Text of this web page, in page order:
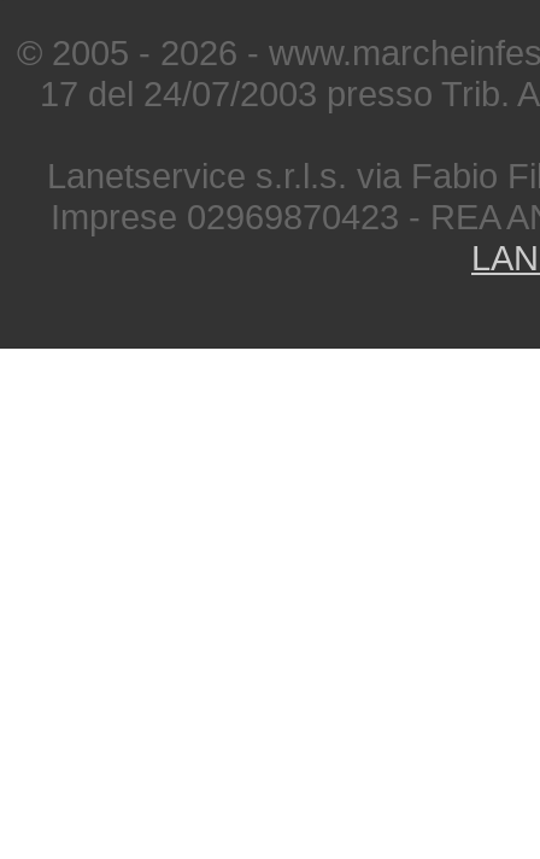
© 2005 - 2026 -
17 del 24/07/2003 presso Trib.
Lanetservice s.r.l.s. via Fabio
Imprese 02969870423 - REA